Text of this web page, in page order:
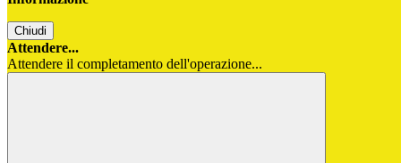
Chiudi
Attendere...
Attendere il completamento dell'operazione...